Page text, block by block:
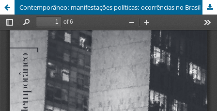
Contemporâneo: manifestações políticas: ocorrências no Brasil e no mundo